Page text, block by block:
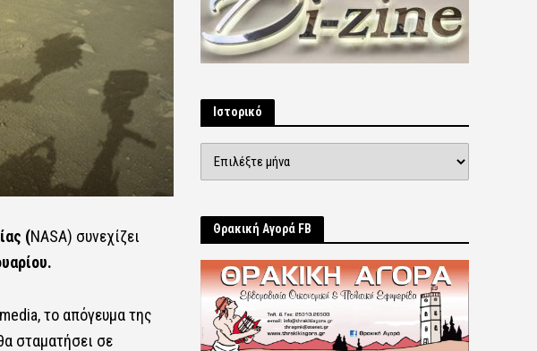
(NASA) συνεχίζει
το απόγευμα της
σταματήσει σε
Ιστορικό
Θρακική Αγορά FB